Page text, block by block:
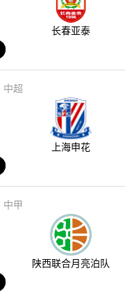
长春亚泰
中超
上海申花
中甲
陕西联合月亮泊队